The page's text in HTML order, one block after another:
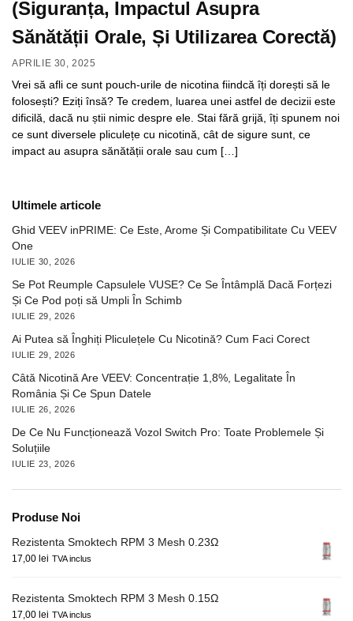
(Siguranța, Impactul Asupra
Sănătății Orale, Și Utilizarea Corectă)
APRILIE 30, 2025
Vrei să afli ce sunt pouch-urile de nicotina fiindcă îți dorești să le
folosești? Eziți însă? Te credem, luarea unei astfel de decizii este
dificilă, dacă nu știi nimic despre ele. Stai fără grijă, îți spunem noi
ce sunt diversele pliculețe cu nicotină, cât de sigure sunt, ce
impact au asupra sănătății orale sau cum […]
Ultimele articole
Ghid VEEV inPRIME: Ce Este, Arome Și Compatibilitate Cu VEEV
One
IULIE 30, 2026
Se Pot Reumple Capsulele VUSE? Ce Se Întâmplă Dacă Forțezi
Și Ce Pod poți să Umpli În Schimb
IULIE 29, 2026
Ai Putea să Înghiți Pliculețele Cu Nicotină? Cum Faci Corect
IULIE 29, 2026
Câtă Nicotină Are VEEV: Concentrație 1,8%, Legalitate În
România Și Ce Spun Datele
IULIE 26, 2026
De Ce Nu Funcționează Vozol Switch Pro: Toate Problemele Și
Soluțiile
IULIE 23, 2026
Produse Noi
Rezistenta Smoktech RPM 3 Mesh 0.23Ω
17,00 lei TVA inclus
Rezistenta Smoktech RPM 3 Mesh 0.15Ω
17,00 lei TVA inclus